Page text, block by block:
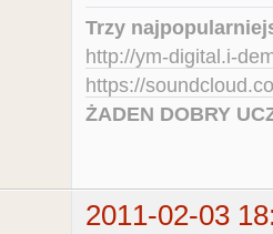
Trzy
http://ym-digital.i-
https://
ŻADEN DOBRY
2011-02-03